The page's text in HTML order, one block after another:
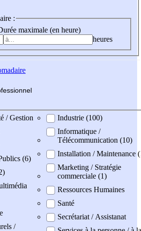
:
maximale (en heure)
heures
fessionnel
/ Gestion
(6)
/
Industrie (100)
Informatique /
Télécommunication (10)
Installation / Maintenance
Marketing / Stratégie
commerciale (1)
Ressources Humaines
Santé
Secrétariat / Assistanat